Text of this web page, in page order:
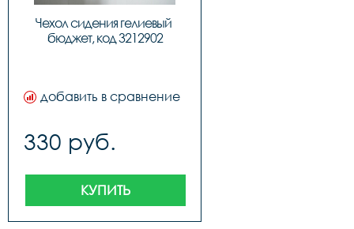
Чехол сидения гелиевый
бюджет, код 3212902
добавить в сравнение
330 руб.
КУПИТЬ